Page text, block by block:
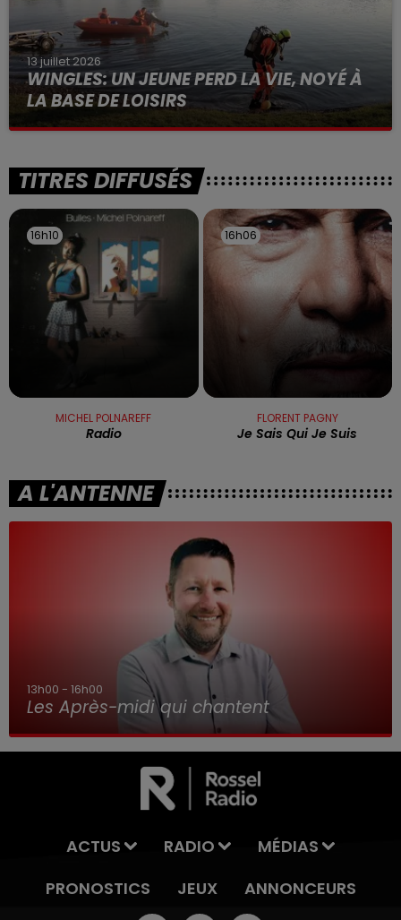
13 juillet 2026
WINGLES: UN JEUNE PERD LA VIE, NOYÉ À
LA BASE DE LOISIRS
La victime a coulé à pic
TITRES DIFFUSÉS
16h10
16h10
MICHEL POLNAREFF
Radio
16h06
16h06
FLORENT PAGNY
Je Sais Qui Je Suis
A L'ANTENNE
13h00 - 16h00
Les Après-midi qui chantent
ACTUS RADIO
MÉDIAS
PRONOSTICS
JEUX ANNONCEURS